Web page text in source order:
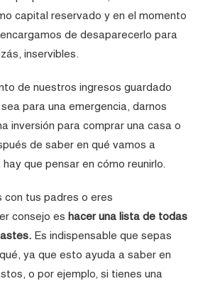
capital reservado y en el momento
de desaparecerlo para
inservibles.
de nuestros ingresos guardado
para una emergencia, darnos
inversión para comprar una casa o
de saber en qué vamos a
que pensar en cómo reunirlo.
con tus padres o eres
consejo es hacer una lista de todas
. Es indispensable que sepas
ya que esto ayuda a saber en
o por ejemplo, si tienes una